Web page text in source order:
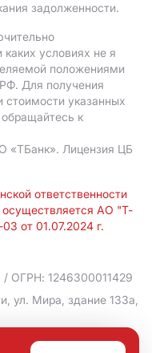
задолженности.
условиях не я
положениями
Для получения
указанных
к
«ТБанк». Лицензия ЦБ
ответственности
осуществляется АО "Т-
от 01.07.2024 г.
/ ОГРН: 1246300011429
ул. Мира, здание 133а,
данных